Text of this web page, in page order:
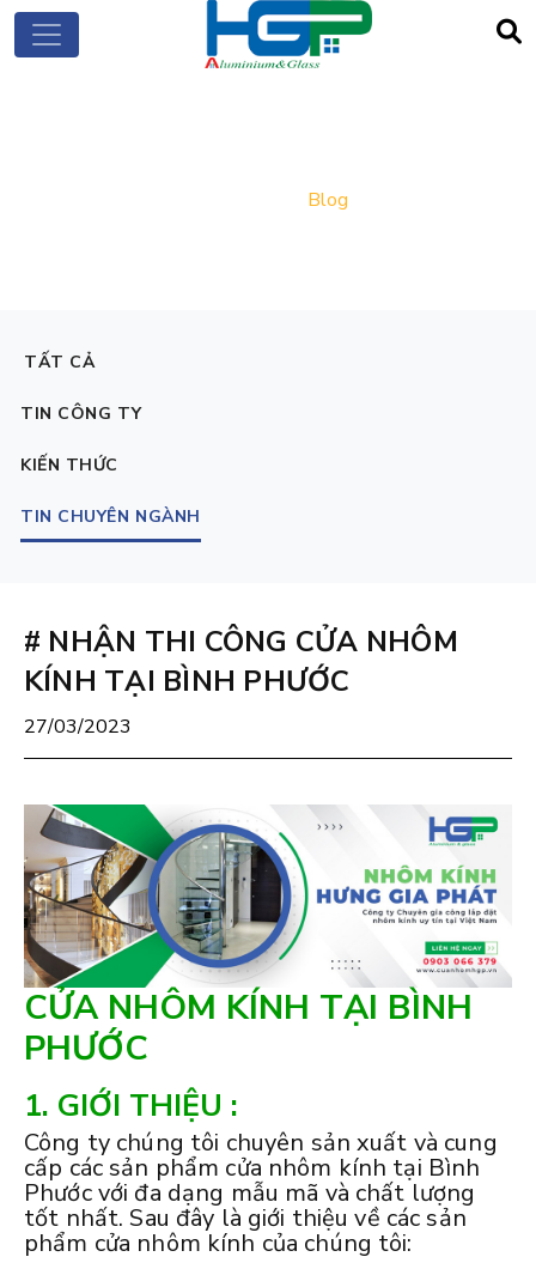
Blog
TẤT CẢ
TIN CÔNG TY
KIẾN THỨC
TIN CHUYÊN NGÀNH
# NHẬN THI CÔNG CỬA NHÔM
KÍNH TẠI BÌNH PHƯỚC
27/03/2023
CỬA NHÔM KÍNH TẠI BÌNH
PHƯỚC
1. GIỚI THIỆU :
Công ty chúng tôi chuyên sản xuất và cung
cấp các sản phẩm cửa nhôm kính tại Bình
Phước với đa dạng mẫu mã và chất lượng
tốt nhất. Sau đây là giới thiệu về các sản
phẩm cửa nhôm kính của chúng tôi: